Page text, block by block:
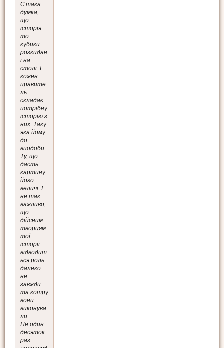
Є така
думка,
що
історія
то
кубики
розкидан
і на
столі. І
кожен
правите
ль
складає
потрібну
історію з
них. Таку
яка йому
до
вподоби.
Ту, що
дасть
картину
його
величі. І
не так
важливо,
що
дійсним
творцям
тої
історії
відводит
ься роль
далеко
не
завжди
та котру
вони
виконува
ли.
Не один
десяток
раз